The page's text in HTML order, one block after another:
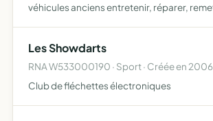
véhicules anciens entretenir, réparer,
Les Showdarts
RNA W533000190 · Sport · Créée en 2006
Club de fléchettes électroniques